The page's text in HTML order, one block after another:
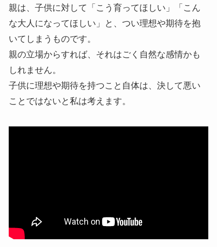
親は、子供に対して「こう育ってほしい」「こん
な大人になってほしい」と、つい理想や期待を抱
いてしまうものです。
親の立場からすれば、それはごく自然な感情かも
しれません。
子供に理想や期待を持つこと自体は、決して悪い
ことではないと私は考えます。